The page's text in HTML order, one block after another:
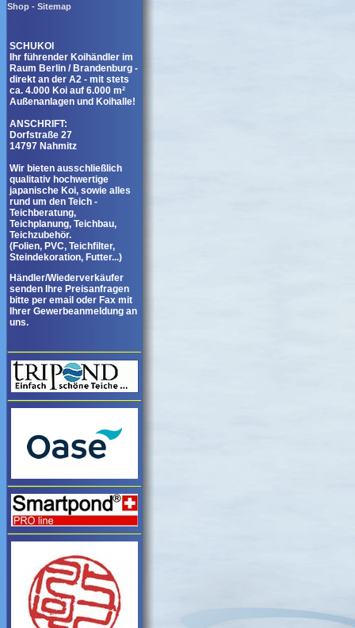
Shop - Sitemap
SCHUKOI
Ihr führender Koihändler im
Raum Berlin / Brandenburg -
direkt an der A2 - mit stets
ca. 4.000 Koi auf 6.000 m²
Außenanlagen und Koihalle!
ANSCHRIFT:
Dorfstraße 27
14797 Nahmitz
Wir bieten ausschließlich
qualitativ hochwertige
japanische Koi, sowie alles
rund um den Teich -
Teichberatung,
Teichplanung, Teichbau,
Teichzubehör.
(Folien, PVC, Teichfilter,
Steindekoration, Futter...)
Händler/Wiederverkäufer
senden Ihre Preisanfragen
bitte per email oder Fax mit
Ihrer Gewerbeanmeldung an
uns.